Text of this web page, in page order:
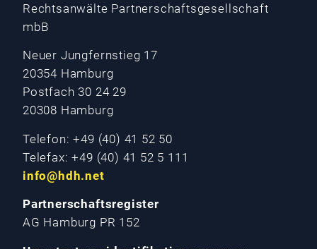
Rechtsanwälte Partnerschaftsgesellschaft
mbB
Neuer Jungfernstieg 17
20354 Hamburg
Postfach 30 24 29
20308 Hamburg
Telefon: +49 (40) 41 52 50
Telefax: +49 (40) 41 52 5 111
info@hdh.net
Partnerschaftsregister
AG Hamburg PR 152